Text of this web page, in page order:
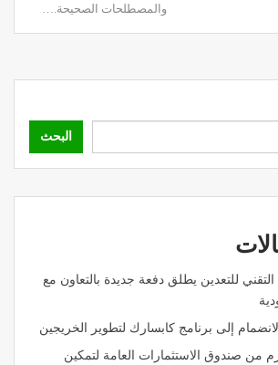
والمصطلحات الصحيحة.…
البحث
للتعدين يطلق دفعة جديدة بالتعاون مع
إلى برنامج كابسارك لتطوير الخريجين
من صندوق الاستثمارات العامة لتمكين